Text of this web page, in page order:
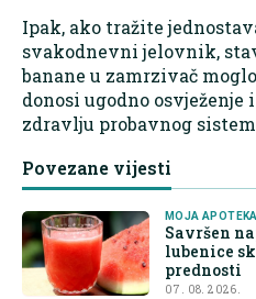
Ipak, ako tražite
svakodnevni jelovnik,
banane u zamrzivač
donosi ugodno osvježenje
zdravlju probavnog
Povezane vijesti
MOJA APOTEKA
Savršen
lubenice
prednosti
07. 08. 2026.